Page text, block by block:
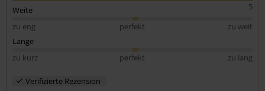
5
Weite
zu eng
perfekt
zu weit
Länge
zu kurz
perfekt zu lang
Verifizierte Rezension